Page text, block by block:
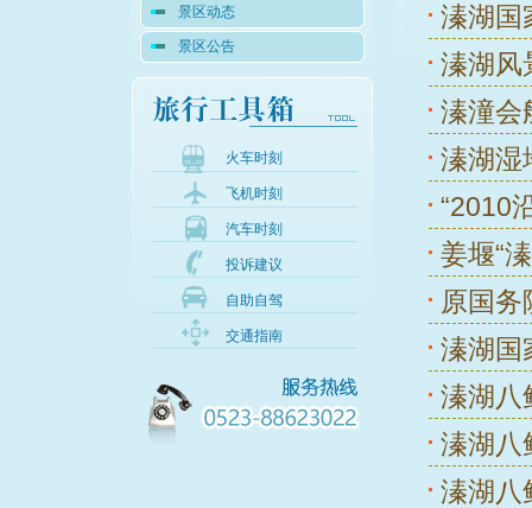
景区动态
景区公告
火车时刻
飞机时刻
汽车时刻
投诉建议
自助自驾
交通指南
溱湖国
溱湖风
溱潼会
溱湖湿
“2010
姜堰“
原国
溱湖国
溱湖八
溱湖八
溱湖八